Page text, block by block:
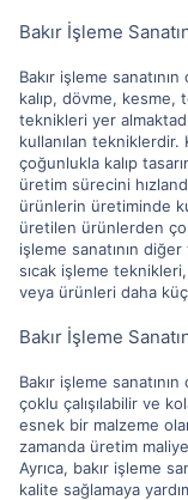
Bakır İşleme
Bakır işleme
kalıp, dövme, kesme,
teknikleri yer
kullanılan tekniklerdir.
çoğunlukla kalıp
üretim sürecini
ürünlerin üretiminde
üretilen ürünlerden
işleme sanatının
sıcak işleme
veya ürünleri daha
Bakır İşleme
Bakır işleme
çoklu çalışılabilir ve
esnek bir malzeme
zamanda üretim
Ayrıca, bakır işleme
kalite sağlamaya